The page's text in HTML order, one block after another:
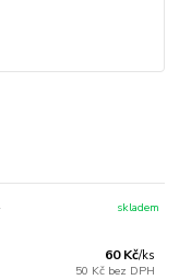
60 Kč/ks
50 Kč bez DPH
skladem